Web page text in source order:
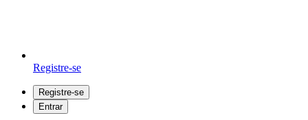
Registre-se
Registre-se
Entrar